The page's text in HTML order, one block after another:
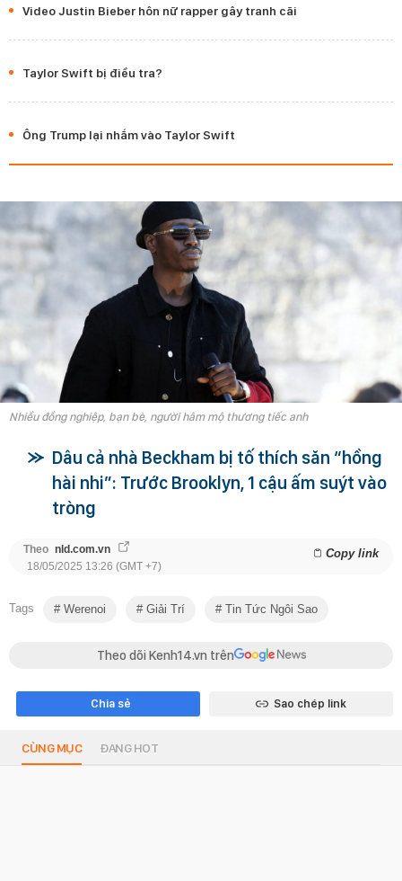
Video Justin Bieber hôn nữ rapper gây tranh cãi
Taylor Swift bị điều tra?
Ông Trump lại nhắm vào Taylor Swift
Nhiều đồng nghiệp, bạn bè, người hâm mộ thương tiếc anh
Dâu cả nhà Beckham bị tố thích săn “hồng
hài nhi”: Trước Brooklyn, 1 cậu ấm suýt vào
tròng
Theo nld.com.vn Copy link
18/05/2025 13:26 (GMT +7)
Tags Werenoi Giải Trí Tin Tức Ngôi Sao
Theo dõi Kenh14.vn trên
Chia sẻ Sao chép link
CÙNG MỤC ĐANG HOT